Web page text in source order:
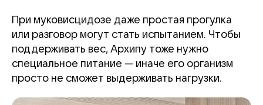
При муковисцидозе даже простая прогулка
или разговор могут стать испытанием. Чтобы
поддерживать вес, Архипу тоже нужно
специальное питание — иначе его организм
просто не сможет выдерживать нагрузки.